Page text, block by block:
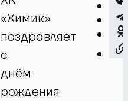
«Химик»
поздравляет
с
днём
рождения